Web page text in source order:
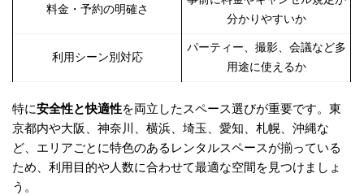
料金・予約の明確さ
分かりやすいか
利用シーン別対応
パーティー、撮影、会議など多
用途に使えるか
特に安全性と快適性を両立したスペース選びが重要です。東
京都内や大阪、神奈川、横浜、埼玉、愛知、札幌、沖縄な
ど、エリアごとに特色のあるレンタルスペースが揃っている
ため、利用目的や人数に合わせて最適な空間を見つけましょ
う。